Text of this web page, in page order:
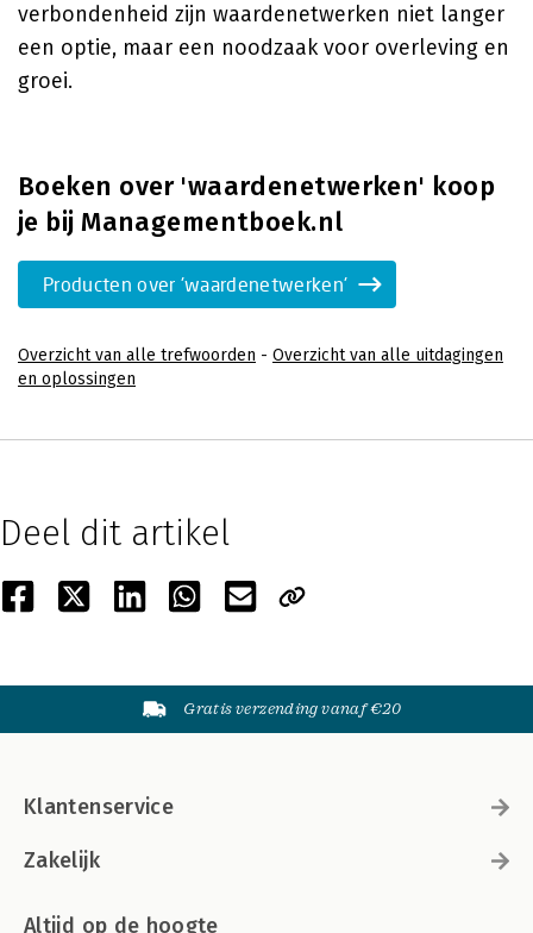
verbondenheid zijn waardenetwerken niet langer
een optie, maar een noodzaak voor overleving en
groei.
Boeken over 'waardenetwerken' koop
je bij Managementboek.nl
Producten over 'waardenetwerken'
Overzicht van alle trefwoorden - Overzicht van alle uitdagingen
en oplossingen
Deel dit artikel
Gratis verzending vanaf €20
Klantenservice
Zakelijk
Altijd op de hoogte